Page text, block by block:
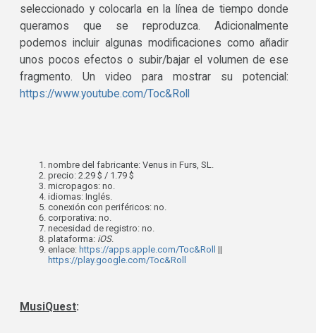
seleccionado y colocarla en la línea de tiempo donde
queramos que se reproduzca. Adicionalmente
podemos incluir algunas modificaciones como añadir
unos pocos efectos o subir/bajar el volumen de ese
fragmento. Un video para mostrar su potencial:
https://www.youtube.com/Toc&Roll
nombre del fabricante: Venus in Furs, SL.
precio: 2.29 $ / 1.79 $
micropagos: no.
idiomas: Inglés.
conexión con periféricos: no.
corporativa: no.
necesidad de registro: no.
plataforma: iOS.
enlace: https://apps.apple.com/Toc&Roll
||
https://play.google.com/Toc&Roll
MusiQuest: